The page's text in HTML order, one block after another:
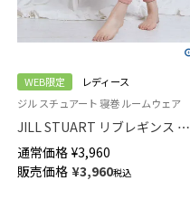
WEB限定
レディース
ジル スチュアート 寝巻 ルームウェア
JILL STUART リブレギンス ル
ームウェア レディース
93140003
通常価格 ¥3,960
販売価格 ¥3,960税込